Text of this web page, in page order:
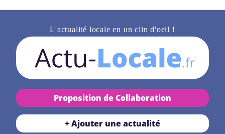
L'actualité locale en un clin d'oeil !
Proposition de Collaboration
+ Ajouter une actualité